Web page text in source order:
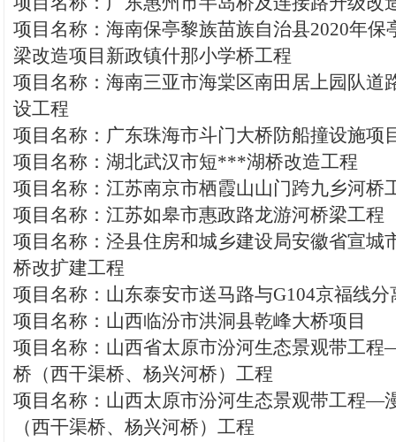
项目名称：海南保亭黎族苗族自治县2020年保
梁改造项目新政镇什那小学桥工程
项目名称：海南三亚市海棠区南田居上园队道
设工程
项目名称：广东珠海市斗门大桥防船撞设施项
项目名称：湖北武汉市短***湖桥改造工程
项目名称：江苏南京市栖霞山山门跨九乡河桥
项目名称：江苏如皋市惠政路龙游河桥梁工程
项目名称：泾县住房和城乡建设局安徽省宣城
桥改扩建工程
项目名称：山东泰安市送马路与G104京福线
项目名称：山西临汾市洪洞县乾峰大桥项目
项目名称：山西省太原市汾河生态景观带工
桥（西干渠桥、杨兴河桥）工程
项目名称：山西太原市汾河生态景观带工程—
（西干渠桥、杨兴河桥）工程